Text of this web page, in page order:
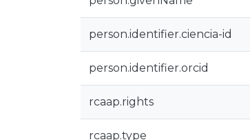
person.identifier.ciencia-id
person.identifier.orcid
rcaap.rights
rcaap.type